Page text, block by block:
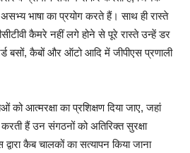
भाषा का प्रयोग करते हैं। साथ ही रास्ते
कैमरे नहीं लगे होने से पूरे रास्ते उन्हें डर
बसों, कैबों और ऑटो आदि में जीपीएस प्रणाली
आत्मरक्षा का प्रशिक्षण दिया जाए, जहां
हैं उन संगठनों को अतिरिक्त सुरक्षा
कैब चालकों का सत्यापन किया जाना